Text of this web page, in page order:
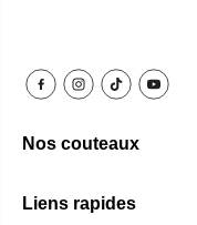
Nos couteaux
Liens rapides